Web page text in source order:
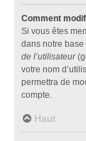
Comment
Si vous êtes
dans notre
de l’utilisateur
votre nom
permettra de
compte.
Haut